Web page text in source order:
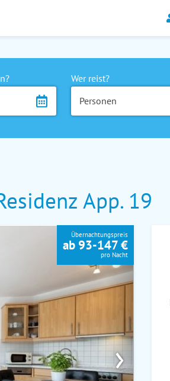
Wer reist?
Personen
App. 19
›
Übernachtungspreis
ab 93-147 €
pro Nacht